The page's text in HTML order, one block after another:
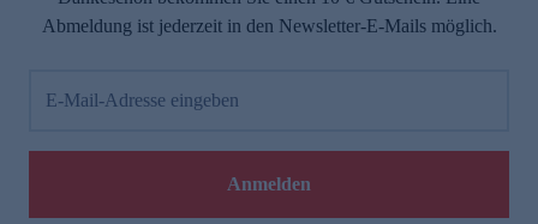
Abmeldung ist jederzeit in den Newsletter-E-Mails möglich.
E-Mail-Adresse eingeben
Anmelden